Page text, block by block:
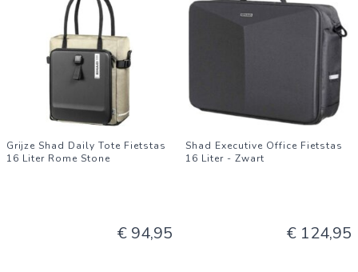
Grijze Shad Daily Tote Fietstas
16 Liter Rome Stone
€ 94,95
Shad Executive Office Fietstas
16 Liter - Zwart
€ 124,95